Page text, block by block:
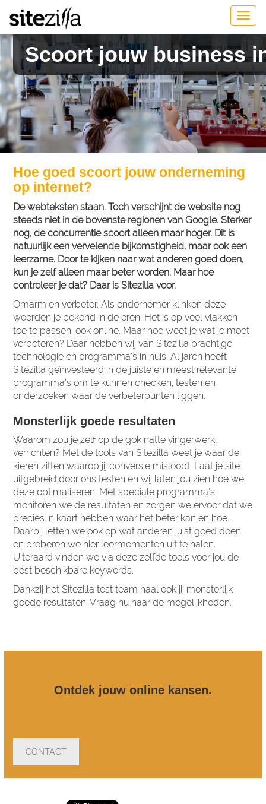
Scoort jouw business
Hoe goed scoort jouw onderneming
op internet?
De webteksten staan. Toch verschijnt de website nog
steeds niet in de bovenste regionen van Google. Sterker
nog, de concurrentie scoort alleen maar hoger. Dit is
natuurlijk een vervelende bijkomstigheid, maar ook een
leerzame. Door te kijken naar wat anderen goed doen,
kun je zelf alleen maar beter worden. Maar hoe
controleer je dat? Daar is Sitezilla voor.
Omarm en verbeter. Als ondernemer klinken deze
woorden je bekend in de oren. Het is op veel vlakken
toe te passen, ook online. Maar hoe weet je wat je moet
verbeteren? Daar hebben wij van Sitezilla prachtige
technologie en programma’s in huis. Al jaren heeft
Sitezilla geïnvesteerd in de juiste en meest relevante
programma’s om te kunnen checken, testen en
onderzoeken waar de verbeterpunten liggen.
Monsterlijk goede resultaten
Waarom zou je zelf op de gok natte vingerwerk
verrichten? Met de tools van Sitezilla weet je waar de
kieren zitten waarop jij conversie misloopt. Laat je site
uitgebreid door ons testen en wij laten jou zien hoe we
deze optimaliseren. Met speciale programma’s
monitoren we de resultaten en zorgen we ervoor dat we
precies in kaart hebben waar het beter kan en hoe.
Daarbij letten we ook op wat anderen juist goed doen
en proberen we hier leermomenten uit te halen.
Uiteraard vinden we via deze zelfde tools voor jou de
best beschikbare keywords.
Dankzij het Sitezilla test team haal ook jij monsterlijk
goede resultaten. Vraag nu naar de mogelijkheden.
Ontdek jouw online kansen.
CONTACT